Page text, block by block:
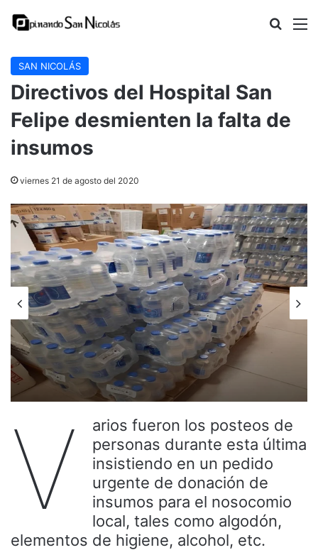
Buscar
SAN NICOLÁS
Directivos del Hospital San
Felipe desmienten la falta de
insumos
viernes 21 de agosto del 2020
V
arios fueron los posteos de
personas durante esta última
insistiendo en un pedido
urgente de donación de
insumos para el nosocomio
local, tales como algodón,
elementos de higiene, alcohol, etc.